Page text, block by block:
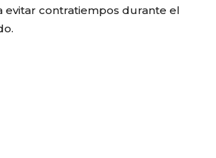
evitar contratiempos durante el